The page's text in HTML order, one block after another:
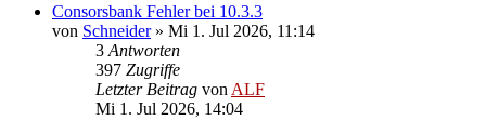
Consorsbank Fehler bei 10.3.3
von Schneider» Mi 1. Jul 2026, 11:14
3 Antworten
397 Zugriffe
Letzter Beitrag von ALF
Mi 1. Jul 2026, 14:04